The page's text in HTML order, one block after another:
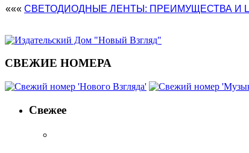
««« СВЕТОДИОДНЫЕ ЛЕНТЫ: ПРЕИМУЩЕСТВА И
СВЕЖИЕ НОМЕРА
Свежее